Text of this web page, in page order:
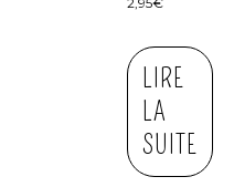
LIRE
LA
SUITE